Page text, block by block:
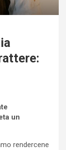
un
rendercene